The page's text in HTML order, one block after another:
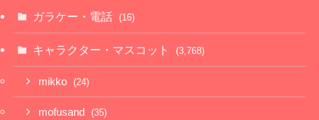
ガラケー・電話 (16)
キャラクター・マスコット (3,768)
mikko (24)
mofusand (35)